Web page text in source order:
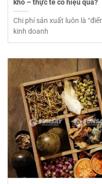
khô – thực tế có hiệu quả?
Chi phí sản xuất luôn là
kinh doanh